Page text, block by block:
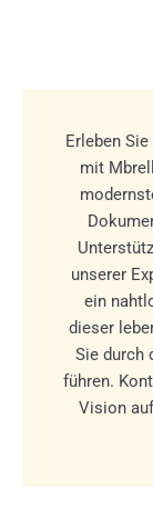
Erleben
mit
unserer
ein
dieser
Sie durch
führen.
Vision